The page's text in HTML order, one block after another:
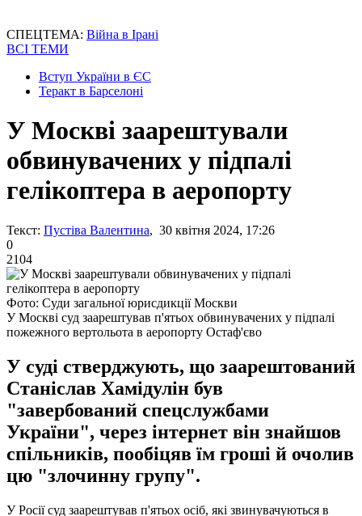
СПЕЦТЕМА: Війна в Ірані
ВСІ ТЕМИ
Вступ України в ЄС
Теракт в Барселоні
У Москві заарештували
обвинувачених у підпалі
гелікоптера в аеропорту
Текст: Пустіва Валентина, 30 квітня 2024, 17:26
0
2104
Фото: Суди загальної юрисдикції Москви
У Москві суд заарештував п'ятьох обвинувачених у підпалі
пожежного вертольота в аеропорту Остаф'єво
У суді стверджують, що заарештований
Станіслав Хамідулін був
"завербований спецслужбами
України", через інтернет він знайшов
спільників, пообіцяв їм гроші й очолив
цю "злочинну групу".
У Росії суд заарештував п'ятьох осіб, які звинувачуються в